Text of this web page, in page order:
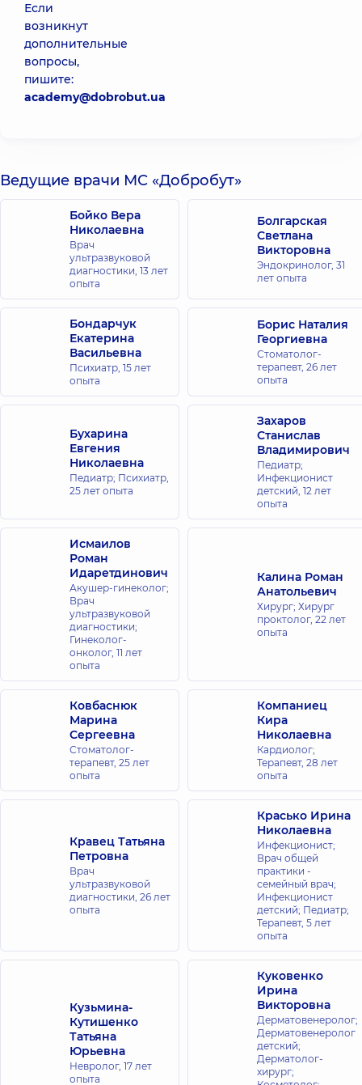
Если
возникнут
дополнительные
вопросы,
пишите:
academy@dobrobut.ua
Ведущие врачи МС «Добробут»
Бойко Вера
Николаевна
Врач
ультразвуковой
диагностики, 13 лет
опыта
Болгарская
Светлана
Викторовна
Эндокринолог, 31
лет опыта
Бондарчук
Екатерина
Васильевна
Психиатр, 15 лет
опыта
Борис Наталия
Георгиевна
Стоматолог-
терапевт, 26 лет
опыта
Бухарина
Евгения
Николаевна
Педиатр; Психиатр,
25 лет опыта
Захаров
Станислав
Владимирович
Педиатр;
Инфекционист
детский, 12 лет
опыта
Исмаилов
Роман
Идаретдинович
Акушер-гинеколог;
Врач
ультразвуковой
диагностики;
Гинеколог-
онколог, 11 лет
опыта
Калина Роман
Анатольевич
Хирург; Хирург
проктолог, 22 лет
опыта
Ковбаснюк
Марина
Сергеевна
Стоматолог-
терапевт, 25 лет
опыта
Компаниец
Кира
Николаевна
Кардиолог;
Терапевт, 28 лет
опыта
Кравец Татьяна
Петровна
Врач
ультразвуковой
диагностики, 26 лет
опыта
Красько Ирина
Николаевна
Инфекционист;
Врач общей
практики -
семейный врач;
Инфекционист
детский; Педиатр;
Терапевт, 5 лет
опыта
Кузьмина-
Кутишенко
Татьяна
Юрьевна
Невролог, 17 лет
опыта
Куковенко
Ирина
Викторовна
Дерматовенеролог;
Дерматовенеролог
детский;
Дерматолог-
хирург;